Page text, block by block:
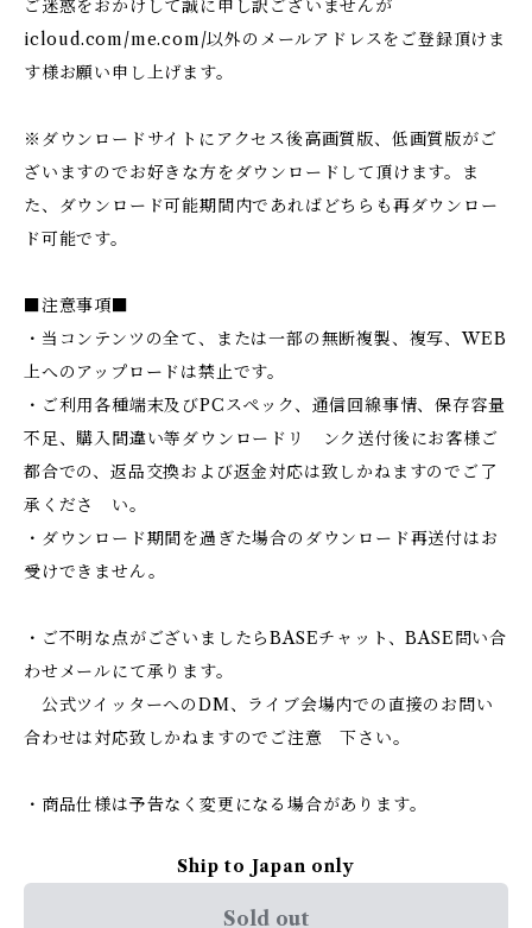
ご迷惑をおかけして誠に申し訳ございませんが
icloud.com/me.com/以外のメールアドレスをご登録頂けま
す様お願い申し上げます。
※ダウンロードサイトにアクセス後高画質版、低画質版がご
ざいますのでお好きな方をダウンロードして頂けます。ま
た、ダウンロード可能期間内であればどちらも再ダウンロー
ド可能です。
■注意事項■
・当コンテンツの全て、または一部の無断複製、複写、WEB
上へのアップロードは禁止です。
・ご利用各種端末及びPCスペック、通信回線事情、保存容量
不足、購入間違い等ダウンロードリ ンク送付後にお客様ご
都合での、返品交換および返金対応は致しかねますのでご了
承くださ い。
・ダウンロード期間を過ぎた場合のダウンロード再送付はお
受けできません。
・ご不明な点がございましたらBASEチャット、BASE問い合
わせメールにて承ります。
公式ツイッターへのDM、ライブ会場内での直接のお問い
合わせは対応致しかねますのでご注意 下さい。
・商品仕様は予告なく変更になる場合があります。
Ship to Japan only
Sold out